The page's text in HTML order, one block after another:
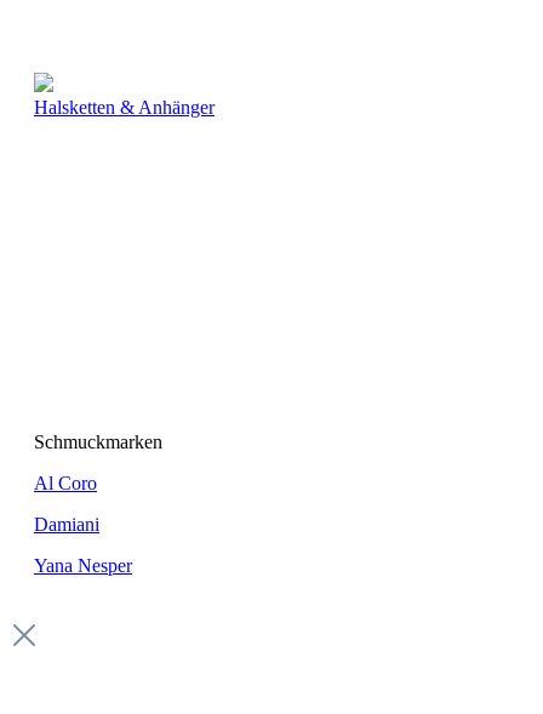
Halsketten & Anhänger
Schmuckmarken
Al Coro
Damiani
Yana Nesper